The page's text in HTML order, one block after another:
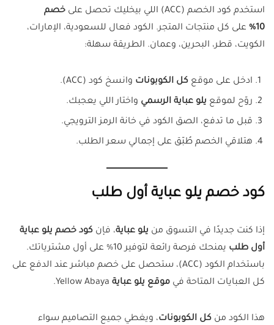
استخدم كود الخصم (ACC) اللي بيخليك تحصل على
خصم
10%
على كل منتجات المتجر. الكود فعال للسعودية، الإمارات،
الكويت، قطر، البحرين، وعمان. الطريقة سهلة:
ادخل على موقع كل الكوبونات وانسخ كود (ACC).
روّح لموقع يلو عباية الرسمي واختار اللي يعجبك.
قبل ما تدفع، الصق الكود في خانة الرمز الترويجي.
هتلاقي الخصم طُبّق على إجمالي سعر الطلب.
كود خصم يلو عباية أول طلب
إذا كنت جديدًا في التسوق من يلو عباية، فإن كود خصم يلو عباية
أول طلب
يمنحك فرصة رائعة لتوفير 10% على أول مشترياتك.
باستخدام الكود (ACC)، ستحصل على خصم مباشر عند الدفع على
كل العبايات المتاحة في موقع يلو عباية
هذا الكود من كل الكوبونات، ويغطي جميع التصاميم سواء